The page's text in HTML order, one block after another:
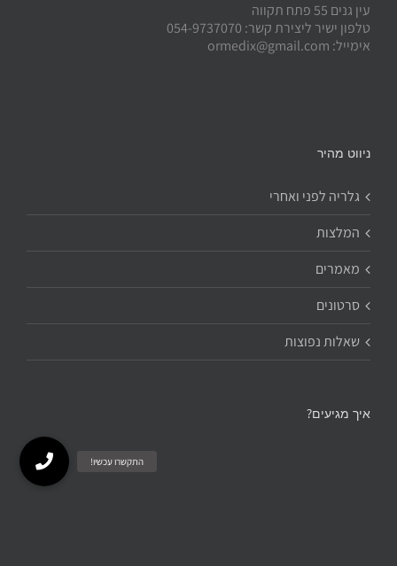
עין גנים 55 פתח תקווה
טלפון ישיר ליצירת קשר: 054-9737070
אימייל: ormedix@gmail.com
ניווט מהיר
גלריה לפני ואחרי
המלצות
מאמרים
סרטונים
שאלות נפוצות
איך מגיעים?